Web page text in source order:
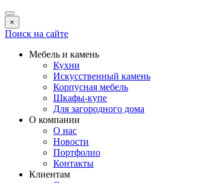
×
Поиск на сайте
Мебель и камень
Кухни
Искусственный камень
Корпусная мебель
Шкафы-купе
Для загородного дома
О компании
О нас
Новости
Портфолио
Контакты
Клиентам